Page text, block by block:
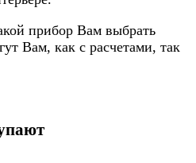
прибор Вам выбрать
Вам, как с расчетами, так